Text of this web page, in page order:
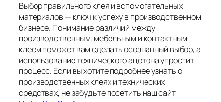
Выбор правильного клея и вспомогательных
материалов — ключ к успеху в производственном
бизнесе. Понимание различий между
производственным, мебельным и контактным
клеем поможет вам сделать осознанный выбор, а
использование технического ацетона упростит
процесс. Если вы хотите подробнее узнать о
производственных клеях и технических
средствах, не забудьте посетить наш сайт